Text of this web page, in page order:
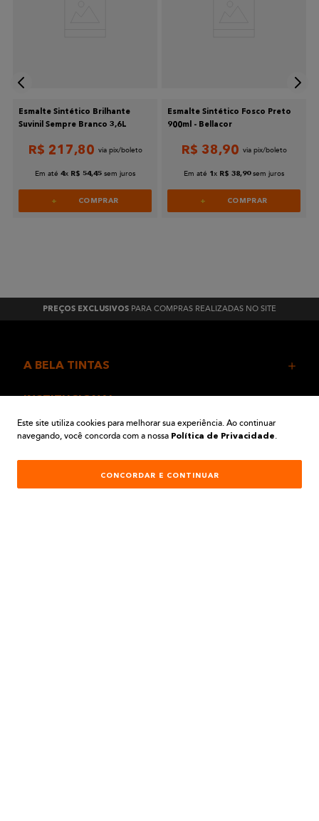
Esmalte Sintético Brilhante
Suvinil Sempre Branco 3,6L
R$ 217,80
Em até 4 x R$ 54 ,45 sem juros
COMPRAR
Esmalte Sintético Fosco Preto
900ml - Bellacor
R$ 38,90
Em até 1 x R$ 38,90 sem juros
COMPRAR
PREÇOS EXCLUSIVOS PARA COMPRAS REALIZADAS NO SITE
A BELA TINTAS
AJUDA E SUPORTE
ATENDIMENTO
Este site utiliza cookies para melhorar sua experiência. Ao continuar
navegando, você concorda com a nossa Política de Privacidade.
CONCORDAR E CONTINUAR